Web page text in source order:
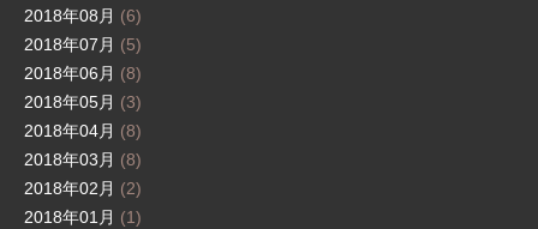
2018年08月 (6)
2018年07月 (5)
2018年06月 (8)
2018年05月 (3)
2018年04月 (8)
2018年03月 (8)
2018年02月 (2)
2018年01月 (1)